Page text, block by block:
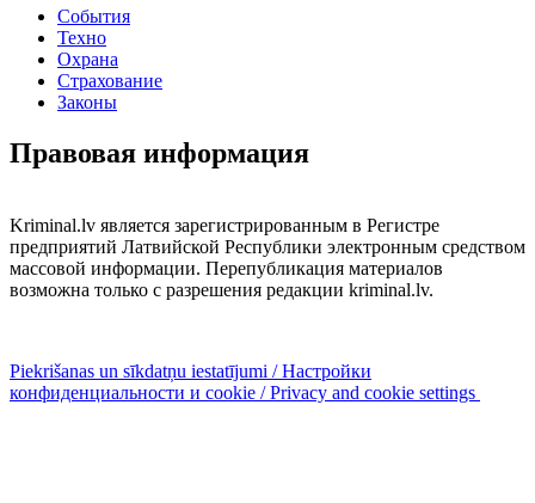
События
Техно
Охрана
Страхование
Законы
Правовая информация
Kriminal.lv является зарегистрированным в Регистре
предприятий Латвийской Республики электронным средством
массовой информации. Перепубликация материалов
возможна только с разрешения редакции kriminal.lv.
Piekrišanas un sīkdatņu iestatījumi / Настройки
конфиденциальности и cookie / Privacy and cookie settings